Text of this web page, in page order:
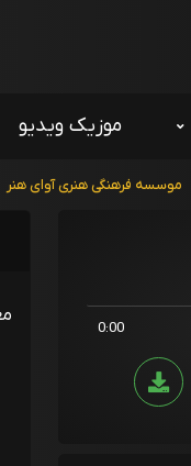
موزیک ویدیو
موسسه فرهنگی هنری آوای هنر
0:00